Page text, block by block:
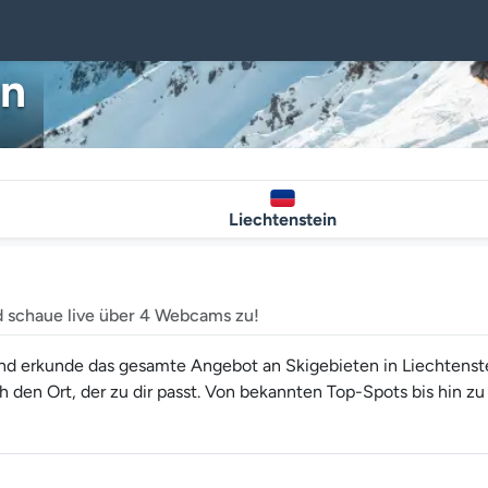
Liechtenstein
live über 4 Webcams zu!
erkunde das gesamte Angebot an Skigebieten in
Ort, der zu dir passt. Von bekannten Top-Spots bis hin